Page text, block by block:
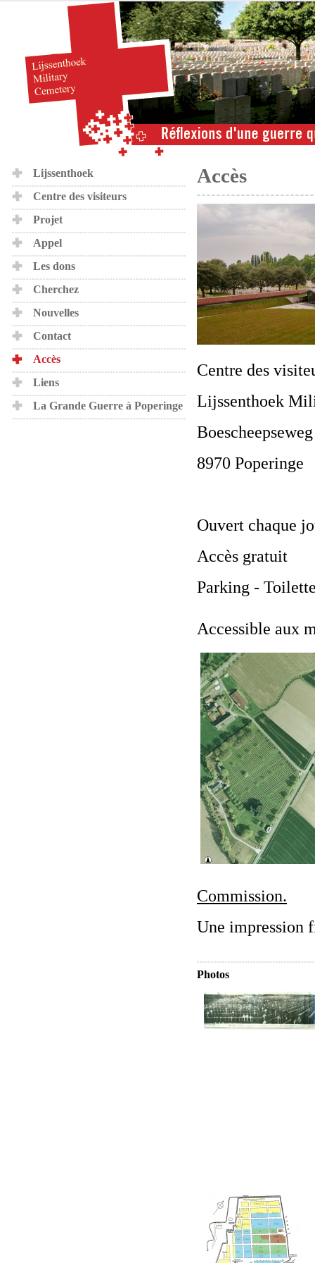
Lijssenthoek
Centre des visiteurs
Projet
Appel
Les dons
Cherchez
Nouvelles
Contact
Accès
Liens
La Grande Guerre à Poperinge
Accès
Centre des
Lijssenthoek
8970 Poperinge
Ouvert chaque
Accès gratuit
Parking -
Accessible aux
Commission.
Une impression
Photos